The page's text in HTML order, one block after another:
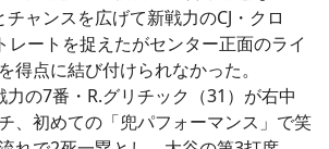
ャンスを広げて新戦力のCJ・クロ
レートを捉えたがセンター正面のライ
得点に結び付けられなかった。
の7番・R.グリチック（31）が右中
、初めての「兜パフォーマンス」で笑